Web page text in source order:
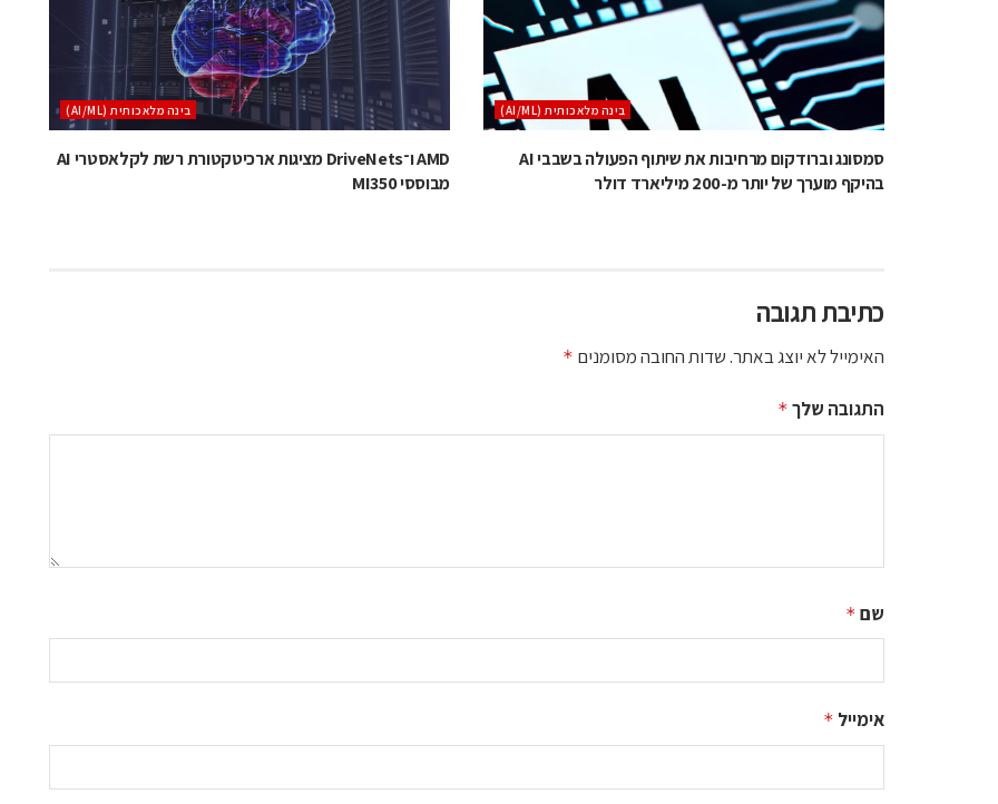
בינה מלאכותית (AI/ML)
סמסונג וברודקום מרחיבות את שיתוף הפעולה בשבבי AI
בהיקף מוערך של יותר מ-200 מיליארד דולר
בינה מלאכותית (AI/ML)
AMD ו־DriveNets מציגות ארכיטקטורת רשת לקלאסטרי AI
מבוססי MI350
כתיבת תגובה
האימייל לא יוצג באתר.שדות החובה מסומנים *
התגובה שלך *
שם *
אימייל *